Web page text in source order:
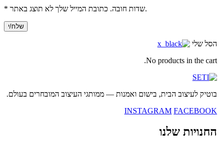
* שדות חובה. כתובת המייל שלך לא תוצג באתר.
הסל שלי
No products in the cart.
בוטיק לעיצוב הבית, בישום ואמנות — ממותגי העיצוב המובחרים בעולם.
INSTAGRAM FACEBOOK
החנויות שלנו